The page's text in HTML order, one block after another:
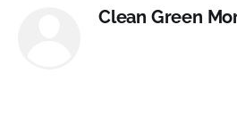
Clean Green